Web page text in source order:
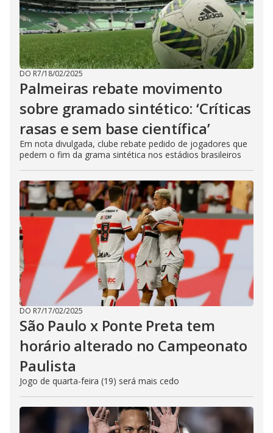
DO R7/18/02/2025
Palmeiras rebate movimento
sobre gramado sintético: ‘Críticas
rasas e sem base científica’
Em nota divulgada, clube rebate pedido de jogadores que
pedem o fim da grama sintética nos estádios brasileiros
DO R7/17/02/2025
São Paulo x Ponte Preta tem
horário alterado no Campeonato
Paulista
Jogo de quarta-feira (19) será mais cedo